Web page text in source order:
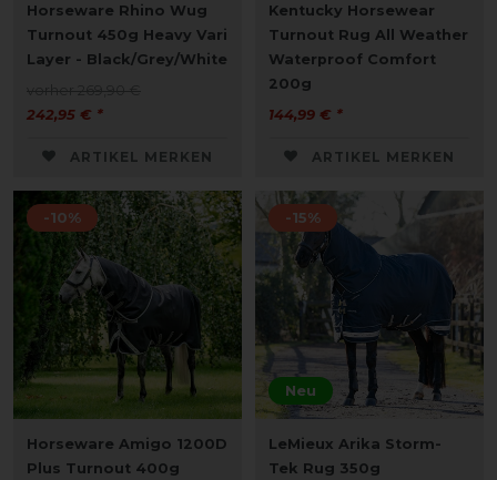
Horseware Rhino Wug
Turnout 450g Heavy Vari
Layer - Black/Grey/White
242,95 € *
ARTIKEL MERKEN
Kentucky Horsewear
Turnout Rug All Weather
Waterproof Comfort
200g
144,99 € *
ARTIKEL MERKEN
-10%
Horseware Amigo 1200D
Plus Turnout 400g
Neu
-15%
LeMieux Arika Storm-
Tek Rug 350g